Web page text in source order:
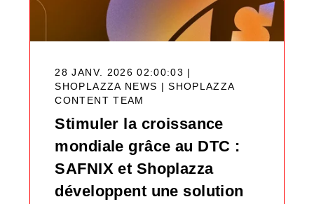
28 JANV. 2026 02:00:03 |
SHOPLAZZA NEWS |SHOPLAZZA
CONTENT TEAM
Stimuler la croissance
mondiale grâce au DTC :
SAFNIX et Shoplazza
développent une solution